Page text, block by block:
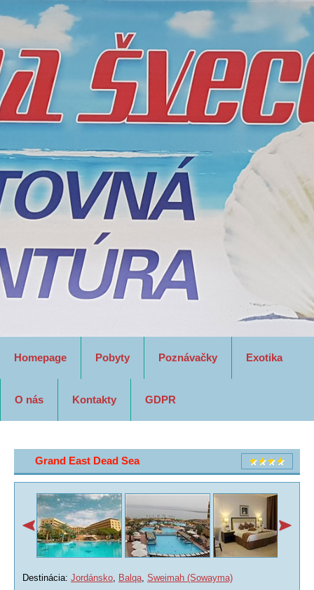
Homepage Pobyty Poznávačky Exotika
O nás Kontakty GDPR
Grand East Dead Sea
Destinácia: Jordánsko, Balqa, Sweimah (Sowayma)